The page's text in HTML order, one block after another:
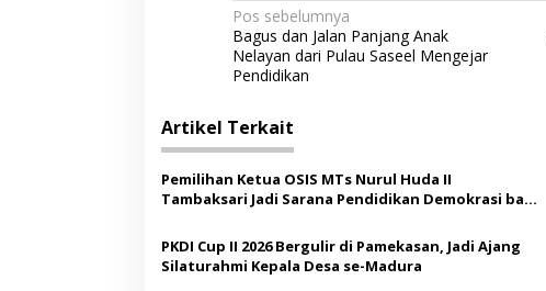
N
a
v
i
g
a
s
i
p
Pos sebelumnya
Bagus dan Jalan Panjang Anak
Nelayan dari Pulau Saseel Mengejar
Pendidikan
Artikel Terkait
Pemilihan Ketua OSIS MTs Nurul Huda II
Tambaksari Jadi Sarana Pendidikan Demokrasi bagi
PKDI Cup II 2026 Bergulir di Pamekasan, Jadi Ajang
Silaturahmi Kepala Desa se-Madura